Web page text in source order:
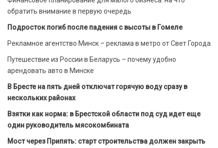
обратить внимание в первую очередь
Подросток погиб после падения с высоты в Гомеле
Рекламное агентство Минск – реклама в метро от Свет Города
Путешествие из России в Беларусь – почему удобно
арендовать авто в Минске
В Бресте на пять дней отключат горячую воду сразу в
нескольких районах
Взятки как норма: в Брестской области под суд идет еще
один руководитель мясокомбината
Мост через Припять: старт строительства должен закрыть